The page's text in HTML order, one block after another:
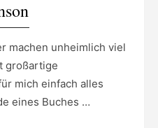
machen unheimlich viel
großartige
mich einfach alles
eines Buches …